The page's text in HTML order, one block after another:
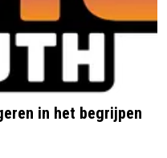
in het begrijpen